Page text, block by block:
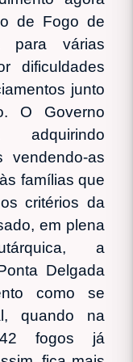
de Fogo de
para várias
dificuldades
junto
O Governo
vendendo-as
famílias que
critérios da
em plena
a
Delgada
como se
quando na
fogos já